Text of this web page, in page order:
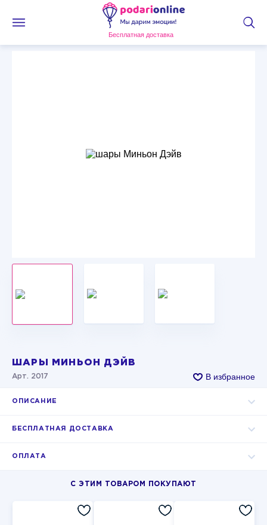
Бесплатная доставка
ШАРЫ МИНЬОН ДЭЙВ
Арт. 2017 В избранное
ОПИСАНИЕ
БЕСПЛАТНАЯ ДОСТАВКА
ОПЛАТА
С ЭТИМ ТОВАРОМ ПОКУПАЮТ